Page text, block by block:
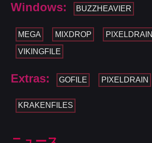
Windows: BUZZHEAVIER
MEGA MIXDROP PIXELDRAIN
VIKINGFILE
Extras: GOFILE PIXELDRAIN
KRAKENFILES